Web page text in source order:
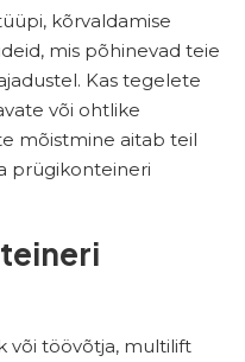
kõrvaldamise
mis põhinevad teie
Kas tegelete
või ohtlike
mõistmine aitab teil
prügikonteineri
või töövõtja, multilift